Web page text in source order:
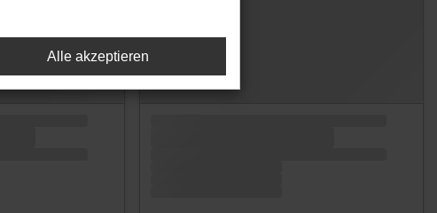
Alle akzeptieren